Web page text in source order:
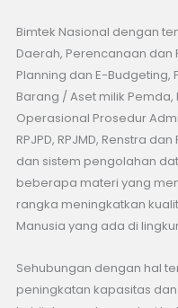
Bimtek Nasional dengan
Daerah, Perencanaan dan
Planning dan E-
Barang / Aset milik
Operasional Prosedur
RPJPD, RPJMD, Renstra
dan sistem pengolahan
beberapa materi yang
rangka meningkatkan
Manusia yang ada di
Sehubungan dengan hal
peningkatan kapasitas